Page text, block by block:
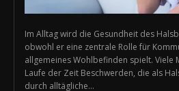
Im Alltag wird die Gesundheit des
obwohl er eine zentrale Rolle für
allgemeines Wohlbefinden spielt. Viele
Laufe der Zeit Beschwerden, die als
durch alltägliche...